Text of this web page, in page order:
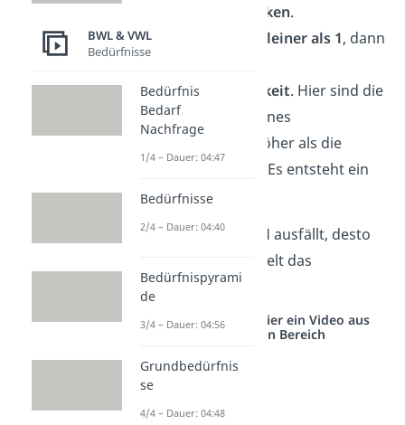
Kosten exakt decken.
Ist das Ergebnis
kleiner als 1, dann
Unwirtschaftlichkeit. Hier sind die
Aufwendungen eines
Unternehmens höher als die
erzielten Erträge. Es entsteht ein
Verlust.
höher die Kennzahl ausfällt, desto
wirtschaftlicher handelt das
Unternehmen.
Studyflix vernetzt: Hier ein Video aus
einem anderen Bereich
BWL & VWL
Bedürfnisse
Bedürfnis
Bedarf
Nachfrage
1/4 – Dauer: 04:47
Bedürfnisse
2/4 – Dauer: 04:40
Bedürfnispyrami
de
3/4 – Dauer: 04:56
Grundbedürfnis
se
4/4 – Dauer: 04:48